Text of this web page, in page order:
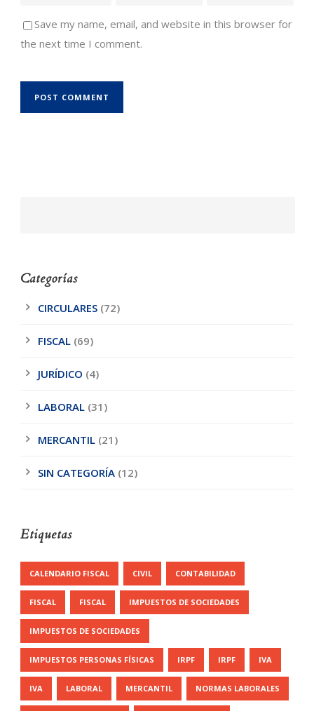
Save my name, email, and website in this browser for
the next time I comment.
Categorías
CIRCULARES (72)
FISCAL (69)
JURÍDICO (4)
LABORAL (31)
MERCANTIL (21)
SIN CATEGORÍA (12)
Etiquetas
CALENDARIO FISCAL CIVIL CONTABILIDAD
FISCAL FISCAL IMPUESTOS DE SOCIEDADES
IMPUESTOS DE SOCIEDADES
IMPUESTOS PERSONAS FÍSICAS IRPF IRPF IVA
IVA LABORAL MERCANTIL NORMAS LABORALES